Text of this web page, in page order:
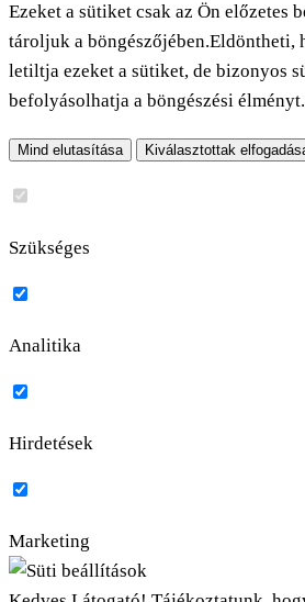
Ezeket a sütiket csak az Ön előzetes
tároljuk a böngészőjében.Eldöntheti,
letiltja ezeket a sütiket, de bizonyos
befolyásolhatja a böngészési élményt.
Mind elutasítása Kiválasztottak
Szükséges
Analitika
Hirdetések
Marketing